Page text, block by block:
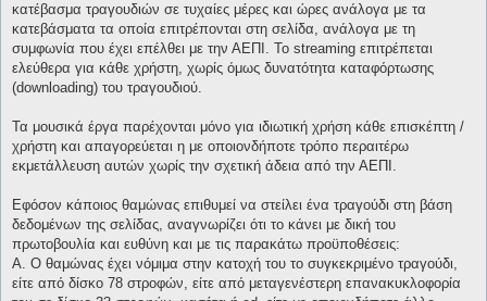
κατέβασμα τραγουδιών σε τυχαίες μέρες και ώρες ανάλογα με τα
κατεβάσματα τα οποία επιτρέπονται στη σελίδα, ανάλογα με τη
συμφωνία που έχει επέλθει με την ΑΕΠΙ. Το streaming επιτρέπεται
ελεύθερα για κάθε χρήστη, χωρίς όμως δυνατότητα καταφόρτωσης
(downloading) του τραγουδιού.
Τα μουσικά έργα παρέχονται μόνο για ιδιωτική χρήση κάθε επισκέπτη /
χρήστη και απαγορεύεται η με οποιονδήποτε τρόπο περαιτέρω
εκμετάλλευση αυτών χωρίς την σχετική άδεια από την ΑΕΠΙ.
Εφόσον κάποιος θαμώνας επιθυμεί να στείλει ένα τραγούδι στη βάση
δεδομένων της σελίδας, αναγνωρίζει ότι το κάνει με δική του
πρωτοβουλία και ευθύνη και με τις παρακάτω προϋποθέσεις:
Α. Ο θαμώνας έχει νόμιμα στην κατοχή του το συγκεκριμένο τραγούδι,
είτε από δίσκο 78 στροφών, είτε από μεταγενέστερη επανακυκλοφορία